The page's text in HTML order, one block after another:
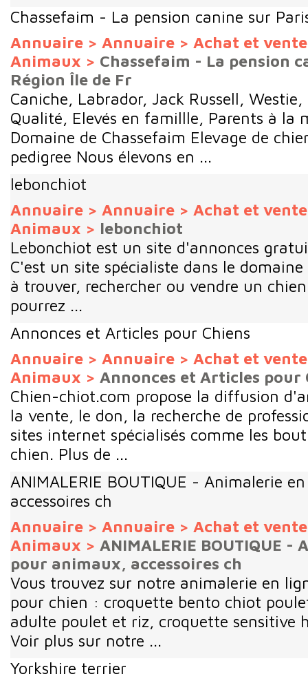
Chassefaim - La pension canine sur
Annuaire > Annuaire > Achat et
Animaux > Chassefaim - La pension
Région Île de Fr
Caniche, Labrador, Jack Russell,
Qualité, Elevés en famillle, Parents à la
Domaine de Chassefaim Elevage de
pedigree Nous élevons en ...
lebonchiot
Annuaire > Annuaire > Achat et
Animaux > lebonchiot
Lebonchiot est un site d'annonces
C'est un site spécialiste dans le
à trouver, rechercher ou vendre un
pourrez ...
Annonces et Articles pour Chiens
Annuaire > Annuaire > Achat et
Animaux > Annonces et Articles pour
Chien-chiot.com propose la diffusion
la vente, le don, la recherche de
sites internet spécialisés comme les
chien. Plus de ...
ANIMALERIE BOUTIQUE - Animalerie
accessoires ch
Annuaire > Annuaire > Achat et
Animaux > ANIMALERIE BOUTIQUE
pour animaux, accessoires ch
Vous trouvez sur notre animalerie en
pour chien : croquette bento chiot
adulte poulet et riz, croquette sensitive
Voir plus sur notre ...
Yorkshire terrier